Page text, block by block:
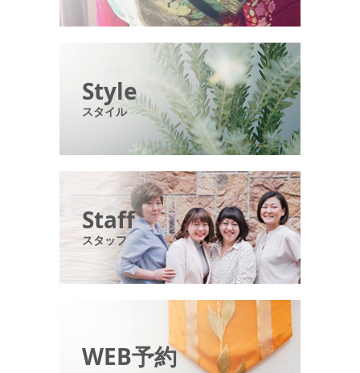
Style
スタイル
Staff
スタッフ
WEB予約